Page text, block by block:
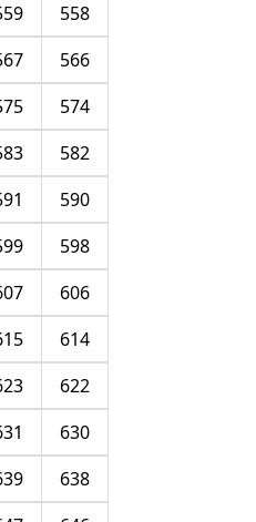
558
566
574
582
590
598
606
614
622
630
638